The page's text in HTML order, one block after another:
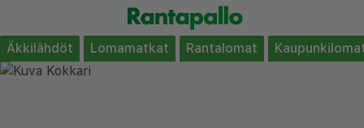
Äkkilähdöt Lomamatkat Rantalomat